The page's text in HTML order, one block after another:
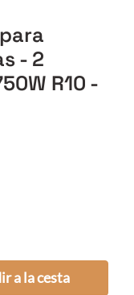
- 2
R10 -
a la cesta